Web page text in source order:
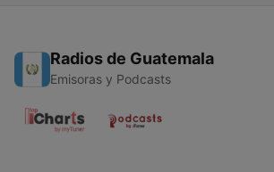
Radios de Guatemala
Emisoras y Podcasts